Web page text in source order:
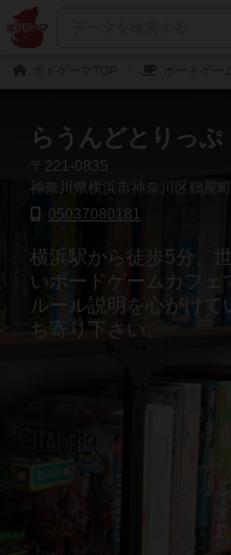
らうんどとりっぷ
〒221-0835
神奈川県横浜市神奈川区鶴屋
05037080181
横浜駅から徒歩5分。
いボードゲームカフェ
ルール説明を心がけて
ち寄り下さい。